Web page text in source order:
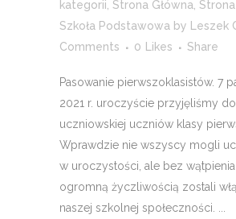
kategorii, Strona Główna,
Szkoła Podstawowa by Leszek
Comments
0 Likes Share
Pasowanie pierwszoklasistów. 7
2021 r. uroczyście przyjęliśmy
uczniowskiej uczniów klasy
Wprawdzie nie wszyscy mogli
w uroczystości, ale bez
ogromną życzliwością zostali
naszej szkolnej społeczności. ...